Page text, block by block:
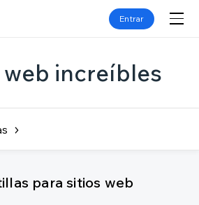
Entrar
increíbles
para sitios web